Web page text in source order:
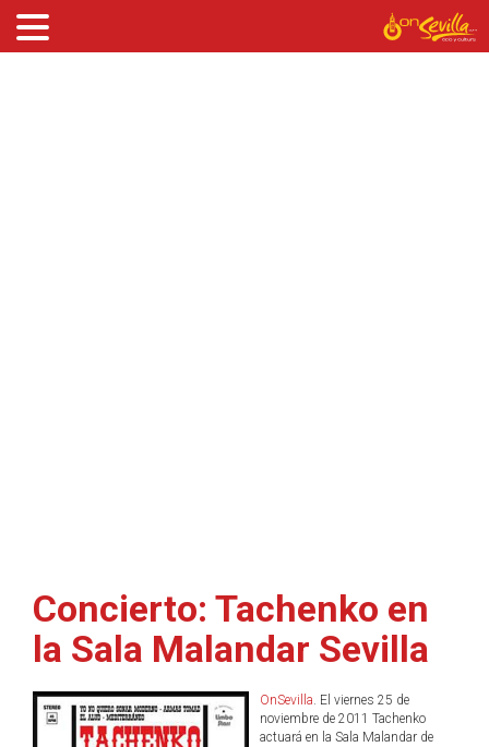
Concierto: Tachenko en
la Sala Malandar Sevilla
OnSevilla. El viernes 25 de
noviembre de 2011 Tachenko
actuará en la Sala Malandar de